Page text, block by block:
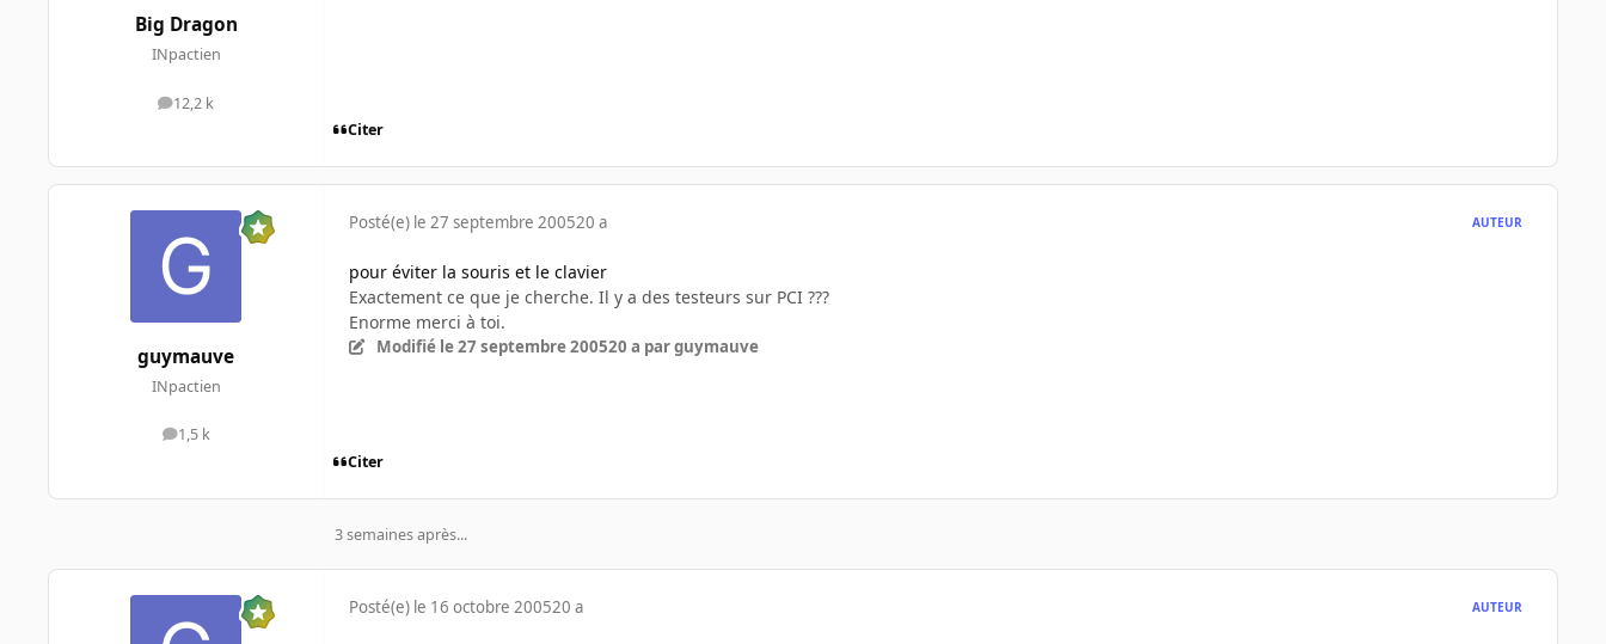
Big Dragon
INpactien
12,2 k
messages
Citer
guymauve
INpactien
1,5 k
messages
Posté(e) le 27 septembre 200520 a AUTEUR
pour éviter la souris et le clavier
Exactement ce que je cherche. Il y a des testeurs sur PCI ???
Enorme merci à toi.
Modifié le 27 septembre 200520 a par guymauve
Citer
3 semaines après...
Posté(e) le 16 octobre 200520 a AUTEUR